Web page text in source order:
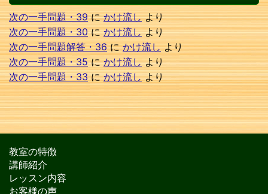
次の一手問題・39にかけ流しより
次の一手問題・30にかけ流しより
次の一手問題解答・36にかけ流しより
次の一手問題・35にかけ流しより
次の一手問題・33にかけ流しより
教室の特徴
講師紹介
レッスン内容
お客様の声